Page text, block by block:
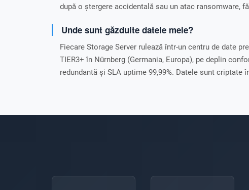
după o ștergere accidentală sau un atac ransomware,
Unde sunt găzduite datele mele?
Fiecare Storage Server rulează într-un centru de date
TIER3+ în Nürnberg (Germania, Europa), pe deplin
redundantă și SLA uptime 99,99%. Datele sunt criptate